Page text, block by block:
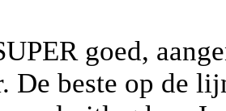
goed,
De beste op de